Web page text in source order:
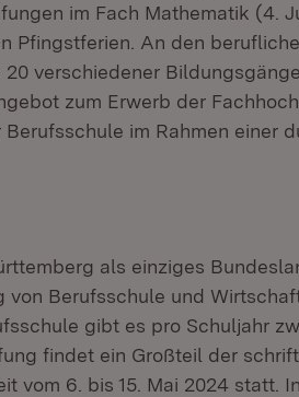
im Fach Mathematik (4.
Pfingstferien. An den
verschiedener
zum Erwerb der
im Rahmen einer
als einziges
Berufsschule und
gibt es pro Schuljahr
findet ein Großteil der
vom 6. bis 15. Mai 2024 statt.